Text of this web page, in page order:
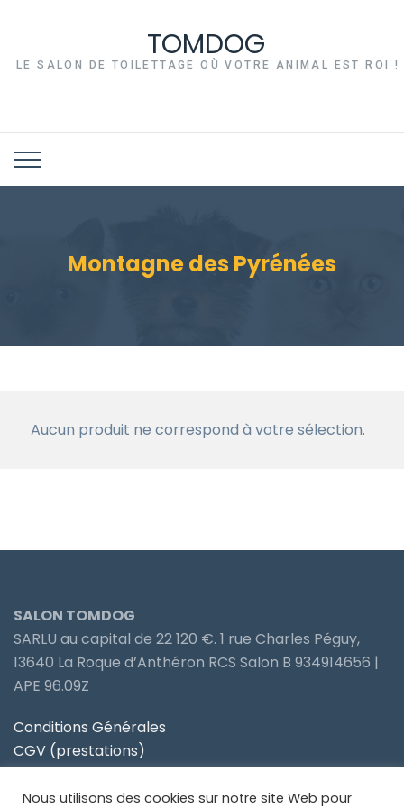
TOMDOG
LE SALON DE TOILETTAGE OÙ VOTRE ANIMAL EST ROI !
Montagne des Pyrénées
Aucun produit ne correspond à votre sélection.
SALON TOMDOG
SARLU au capital de 22 120 €. 1 rue Charles Péguy,
13640 La Roque d’Anthéron RCS Salon B 934914656 |
APE 96.09Z
Conditions Générales
CGV (prestations)
Politique de confidentialité
Nous utilisons des cookies sur notre site Web pour